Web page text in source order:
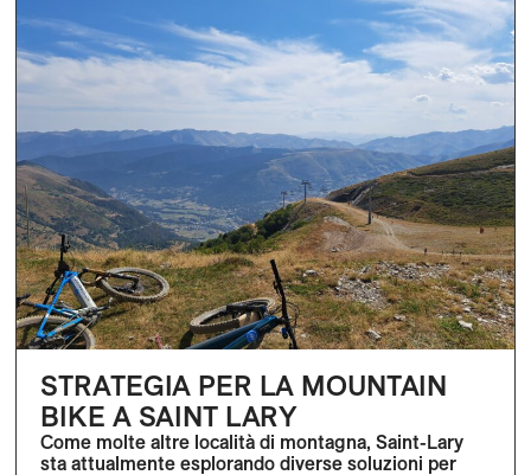
STRATEGIA PER LA MOUNTAIN
BIKE A SAINT LARY
Come molte altre località di montagna, Saint-Lary
sta attualmente esplorando diverse soluzioni per